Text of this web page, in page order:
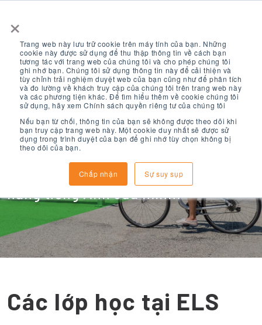
×
Trang web này lưu trữ cookie trên máy tính của bạn. Những
cookie này được sử dụng để thu thập thông tin về cách bạn
tương tác với trang web của chúng tôi và cho phép chúng tôi
ghi nhớ bạn. Chúng tôi sử dụng thông tin này để cải thiện và
tùy chỉnh trải nghiệm duyệt web của bạn cũng như để phân tích
và đo lường về khách truy cập của chúng tôi trên trang web này
và các phương tiện khác. Để tìm hiểu thêm về cookie chúng tôi
sử dụng, hãy xem Chính sách quyền riêng tư của chúng tôi
Nếu bạn từ chối, thông tin của bạn sẽ không được theo dõi khi
bạn truy cập trang web này. Một cookie duy nhất sẽ được sử
dụng trong trình duyệt của bạn để ghi nhớ tùy chọn không bị
theo dõi của bạn.
Chấp nhận Sự suy sụp
LỚP ELS
Khám phá các lớp học đa dạng của
chúng tôi để giúp bạn phát triển kỹ
năng tiếng Anh của mình.
Các lớp học tại ELS